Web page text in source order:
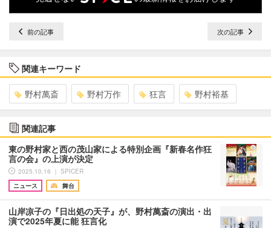
前の記事 次の記事
関連キーワード
野村萬斎 野村万作 狂言 野村裕基
関連記事
東の野村家と西の茂山家による特別企画『新春名作狂
言の会』の上演が決定
2025.10.16 ｜ SPICER
ニュース
舞台
山岸凉子の『日出処の天子』が、野村萬斎の演出・出
演で2025年夏に能 狂言化